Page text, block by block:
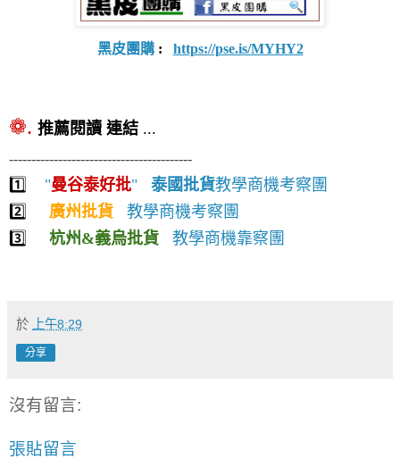
黑皮團購: https://pse.is/MYHY2
❁. 推薦閱讀 連結 ...
-----------------------------------------
1️⃣ "曼谷泰好批" 泰國批貨教學商機考察團
2️⃣ 廣州批貨
教學商機考察團
3️⃣ 杭州&義烏批貨 教學商機靠察團
於 上午8:29
分享
沒有留言:
張貼留言